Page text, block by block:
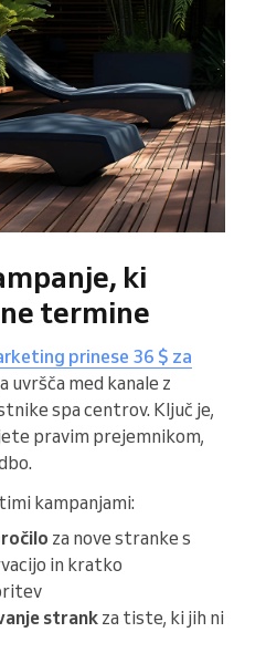
ki
termine
prinese 36 $ za
uvršča med kanale z
spa centrov. Ključ je,
pravim prejemnikom,
kampanjami:
za nove stranke s
in kratko
strank za tiste, ki jih ni